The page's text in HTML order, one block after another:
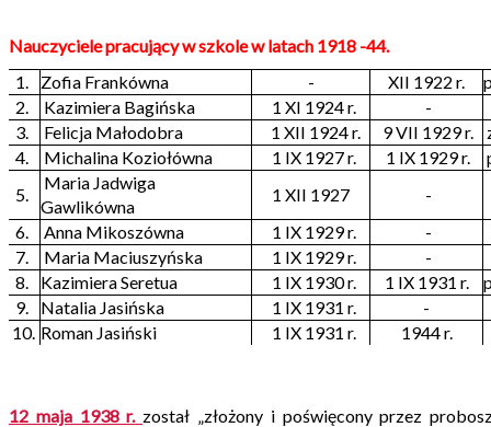
Nauczyciele pracujący w szkole w latach 1918 -44.
1.
Zofia Frankówna - XII 1922 r.
2.
Kazimiera Bagińska 1 XI 1924 r.
-
3.
Felicja Małodobra 1 XII 1924 r. 9 VII 1929 r.
4.
Michalina Koziołówna 1 IX 1927 r. 1 IX 1929 r.
5.
Maria Jadwiga
Gawlikówna
1 XII 1927
-
6.
Anna Mikoszówna 1 IX 1929 r.
-
7.
Maria Maciuszyńska 1 IX 1929 r.
-
8.
Kazimiera Seretua 1 IX 1930 r. 1 IX 1931 r.
9.
Natalia Jasińska 1 IX 1931 r.
-
10. Roman Jasiński 1 IX 1931 r. 1944 r.
12 maja 1938 r. został „złożony i poświęcony przez